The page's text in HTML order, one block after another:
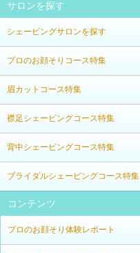
サロンを探す
シェービングサロンを探す
プロのお顔そりコース特集
眉カットコース特集
襟足シェービングコース特集
背中シェービングコース特集
ブライダルシェービングコース特集
コンテンツ
プロのお顔そり体験レポート